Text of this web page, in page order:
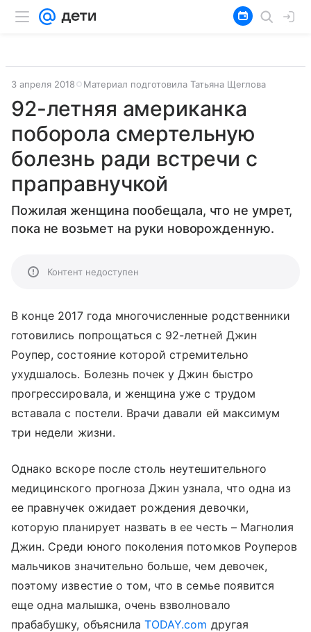
3 апреля 2018 Материал подготовила Татьяна Щеглова
92-летняя американка
поборола смертельную
болезнь ради встречи с
праправнучкой
Пожилая женщина пообещала, что не умрет,
пока не возьмет на руки новорожденную.
Контент недоступен
В конце 2017 года многочисленные родственники
готовились попрощаться с 92-летней Джин
Роупер, состояние которой стремительно
ухудшалось. Болезнь почек у Джин быстро
прогрессировала, и женщина уже с трудом
вставала с постели. Врачи давали ей максимум
три недели жизни.
Однако вскоре после столь неутешительного
медицинского прогноза Джин узнала, что одна из
ее правнучек ожидает рождения девочки,
которую планирует назвать в ее честь – Магнолия
Джин. Среди юного поколения потомков Роуперов
мальчиков значительно больше, чем девочек,
поэтому известие о том, что в семье появится
еще одна малышка, очень взволновало
прабабушку, объяснилаTODAY.com другая